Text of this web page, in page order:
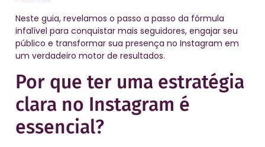
Neste guia, revelamos o passo a passo da fórmula
infalível para conquistar mais seguidores, engajar seu
público e transformar sua presença no Instagram em
um verdadeiro motor de resultados.
Por que ter uma estratégia
clara no Instagram é
essencial?